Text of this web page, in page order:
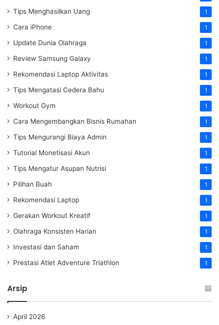
Tips Menghasilkan Uang 1
Cara iPhone 1
Update Dunia Olahraga 1
Review Samsung Galaxy 1
Rekomendasi Laptop Aktivitas 1
Tips Mengatasi Cedera Bahu 1
Workout Gym 1
Cara Mengembangkan Bisnis Rumahan 1
Tips Mengurangi Biaya Admin 1
Tutorial Monetisasi Akun 1
Tips Mengatur Asupan Nutrisi 1
Pilihan Buah 1
Rekomendasi Laptop 1
Gerakan Workout Kreatif 1
Olahraga Konsisten Harian 1
Investasi dan Saham 1
Prestasi Atlet Adventure Triathlon 1
Arsip
April 2026